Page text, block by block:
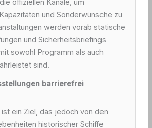
offiziellen Kanäle, um
und Sonderwünsche zu
werden vorab statische
und Sicherheitsbriefings
sowohl Programm als auch
sind.
barrierefrei
ein Ziel, das jedoch von den
historischer Schiffe